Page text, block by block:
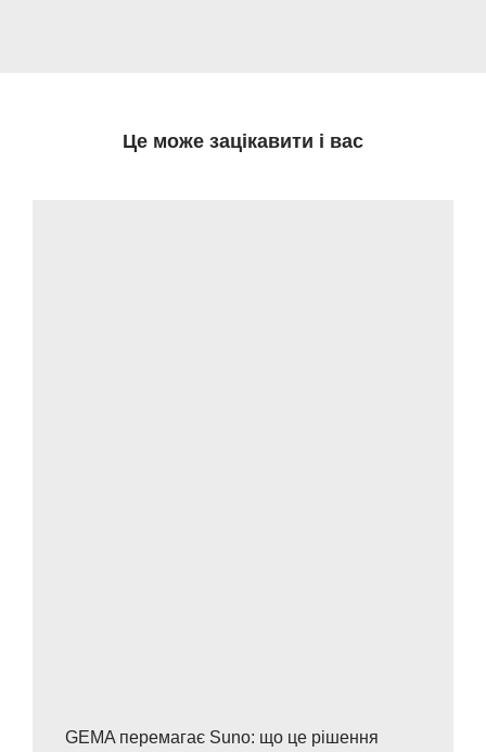
Це може зацікавити і вас
GEMA перемагає Suno: що це рішення